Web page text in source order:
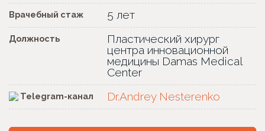
Врачебный стаж 5 лет
Должность
Пластический хирург
центра инновационной
медицины Damas Medical
Center
Telegram-канал Dr.Andrey Nesterenko